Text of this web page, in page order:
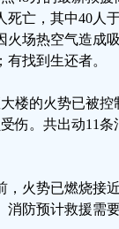
死亡，其中40人
火场热空气造成
有找到生还者。
楼的火势已被控
伤。共出动11
，火势已燃烧接
消防预计救援需